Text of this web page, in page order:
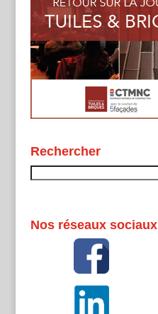
Rechercher
Nos réseaux sociaux